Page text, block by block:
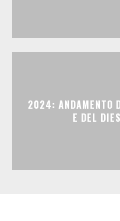
2024: ANDAMENTO
E DEL